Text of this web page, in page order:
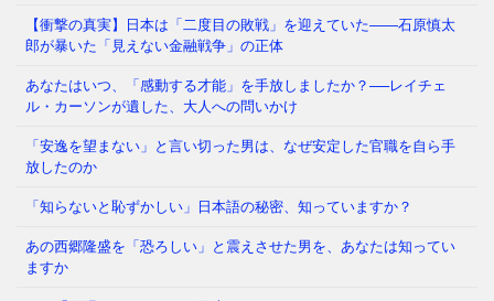
てしまう——そんな経験、⇒ 続きを読む
は、いったい何だと思いますか？ 生まれ持った性格
【衝撃の真実】日本は「二度目の敗戦」を迎えていた――石原慎太
郎が暴いた「見えない金融戦争」の正体
あなたはいつ、「感動する才能」を手放しましたか？──レイチェ
ル・カーソンが遺した、大人への問いかけ
「安逸を望まない」と言い切った男は、なぜ安定した官職を自ら手
放したのか
「知らないと恥ずかしい」日本語の秘密、知っていますか？
あの西郷隆盛を「恐ろしい」と震えさせた男を、あなたは知ってい
ますか